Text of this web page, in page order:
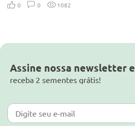
0 0 1082
Assine nossa newsletter e
receba 2 sementes grátis!